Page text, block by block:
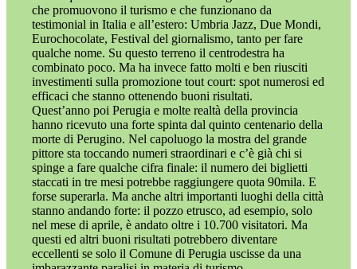
che promuovono il turismo e che funzionano da
testimonial in Italia e all’estero: Umbria Jazz, Due Mondi,
Eurochocolate, Festival del giornalismo, tanto per fare
qualche nome. Su questo terreno il centrodestra ha
combinato poco. Ma ha invece fatto molti e ben riusciti
investimenti sulla promozione tout court: spot numerosi ed
efficaci che stanno ottenendo buoni risultati.
Quest’anno poi Perugia e molte realtà della provincia
hanno ricevuto una forte spinta dal quinto centenario della
morte di Perugino. Nel capoluogo la mostra del grande
pittore sta toccando numeri straordinari e c’è già chi si
spinge a fare qualche cifra finale: il numero dei biglietti
staccati in tre mesi potrebbe raggiungere quota 90mila. E
forse superarla. Ma anche altri importanti luoghi della città
stanno andando forte: il pozzo etrusco, ad esempio, solo
nel mese di aprile, è andato oltre i 10.700 visitatori. Ma
questi ed altri buoni risultati potrebbero diventare
eccellenti se solo il Comune di Perugia uscisse da una